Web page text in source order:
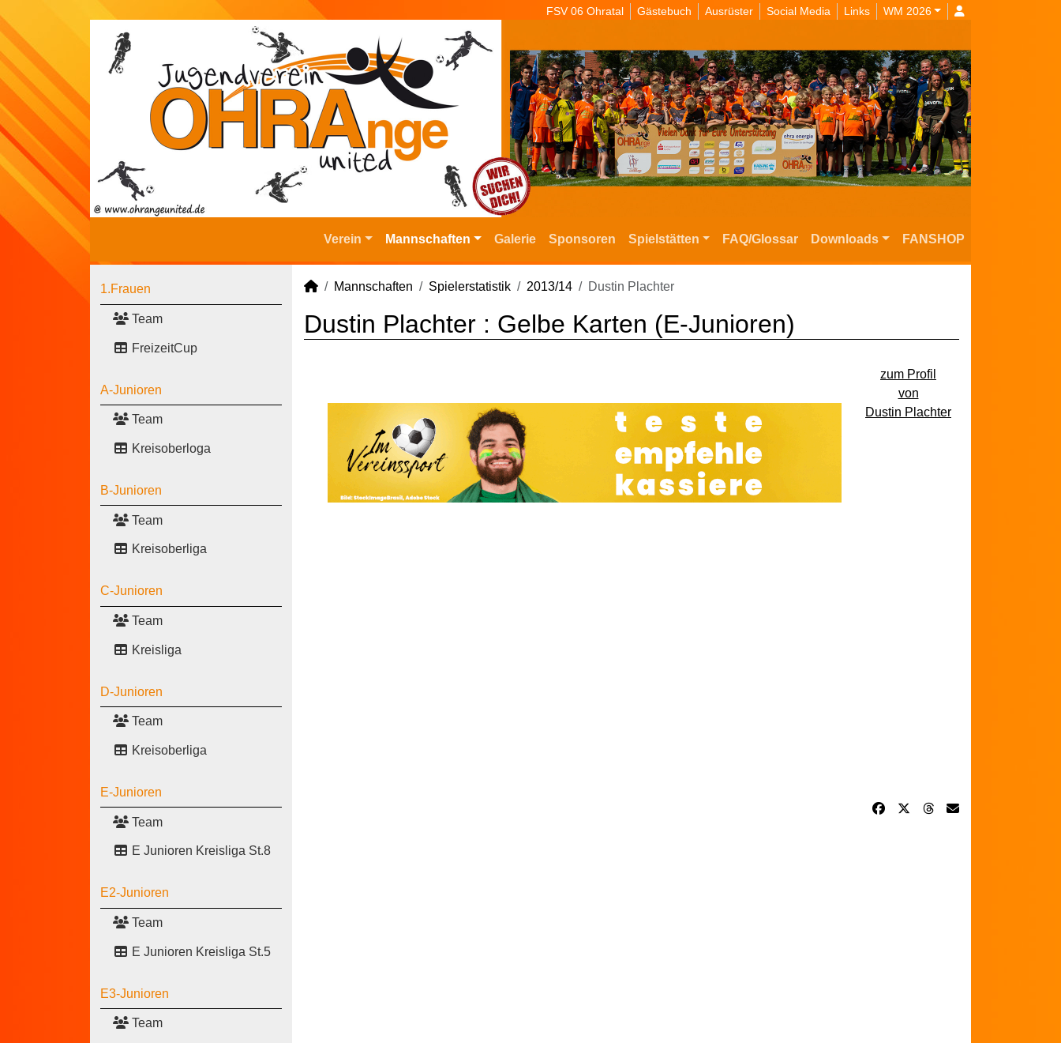
FSV 06 Ohratal Gästebuch Ausrüster Social Media Links WM 2026
Verein Mannschaften Galerie Sponsoren Spielstätten FAQ/Glossar Downloads FANSHOP
1.Frauen
Team
FreizeitCup
A-Junioren
Team
Kreisoberloga
B-Junioren
Team
Kreisoberliga
C-Junioren
Team
Kreisliga
D-Junioren
Team
Kreisoberliga
E-Junioren
Team
E Junioren Kreisliga St.8
E2-Junioren
Team
E Junioren Kreisliga St.5
E3-Junioren
Team
Mannschaften Spielerstatistik 2013/14 Dustin Plachter
Dustin Plachter : Gelbe Karten (E-Junioren)
zum Profil
von
Dustin Plachter